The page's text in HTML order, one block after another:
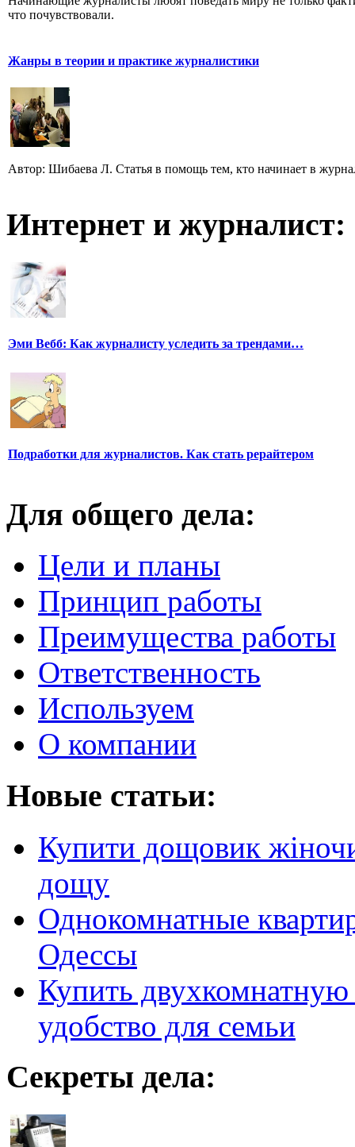
что почувствовали.
Жанры в теории и практике журналистики
Автор: Шибаева Л. Статья в помощь тем, кто начинает в
Интернет и журналист:
Эми Вебб: Как журналисту уследить за трендами…
Подработки для журналистов. Как стать рерайтером
Для общего дела:
Цели и планы
Принцип работы
Преимущества работы
Ответственность
Используем
О компании
Новые статьи:
Купити дощовик
дощу
Однокомнатные
Одессы
Купить
удобство для семьи
Секреты дела: